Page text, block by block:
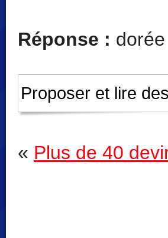
Réponse :
Proposer et lire
« Plus de 40